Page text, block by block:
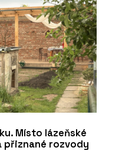
Místo lázeňské
přiznané rozvody